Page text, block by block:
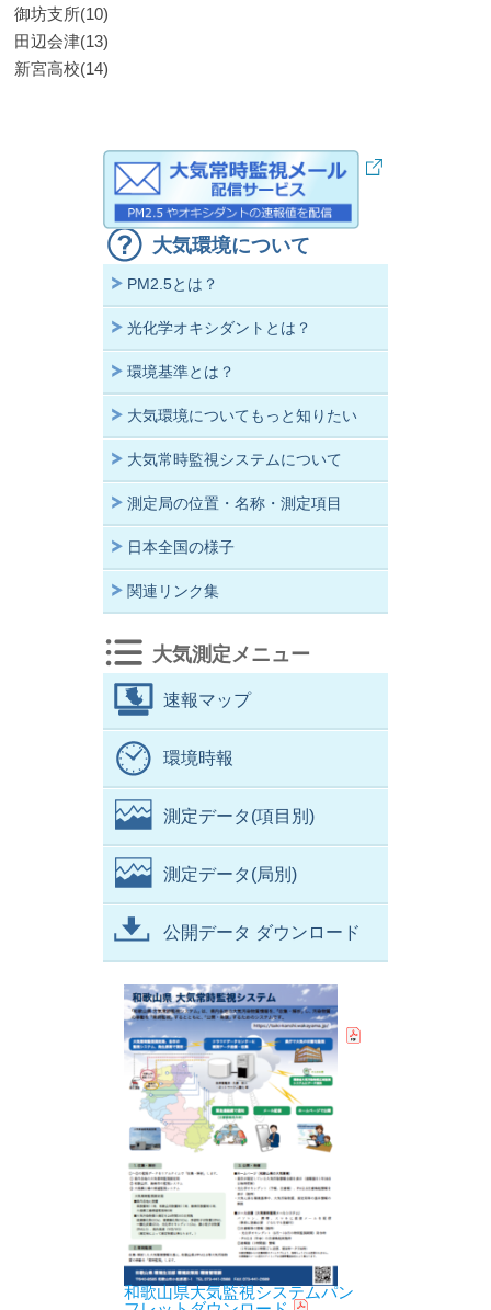
御坊支所(10)
田辺会津(13)
新宮高校(14)
大気環境について
PM2.5とは？
光化学オキシダントとは？
環境基準とは？
大気環境についてもっと知りたい
大気常時監視システムについて
測定局の位置・名称・測定項目
日本全国の様子
関連リンク集
大気測定メニュー
速報マップ
環境時報
測定データ(項目別)
測定データ(局別)
公開データ ダウンロード
和歌山県大気監視システムパン